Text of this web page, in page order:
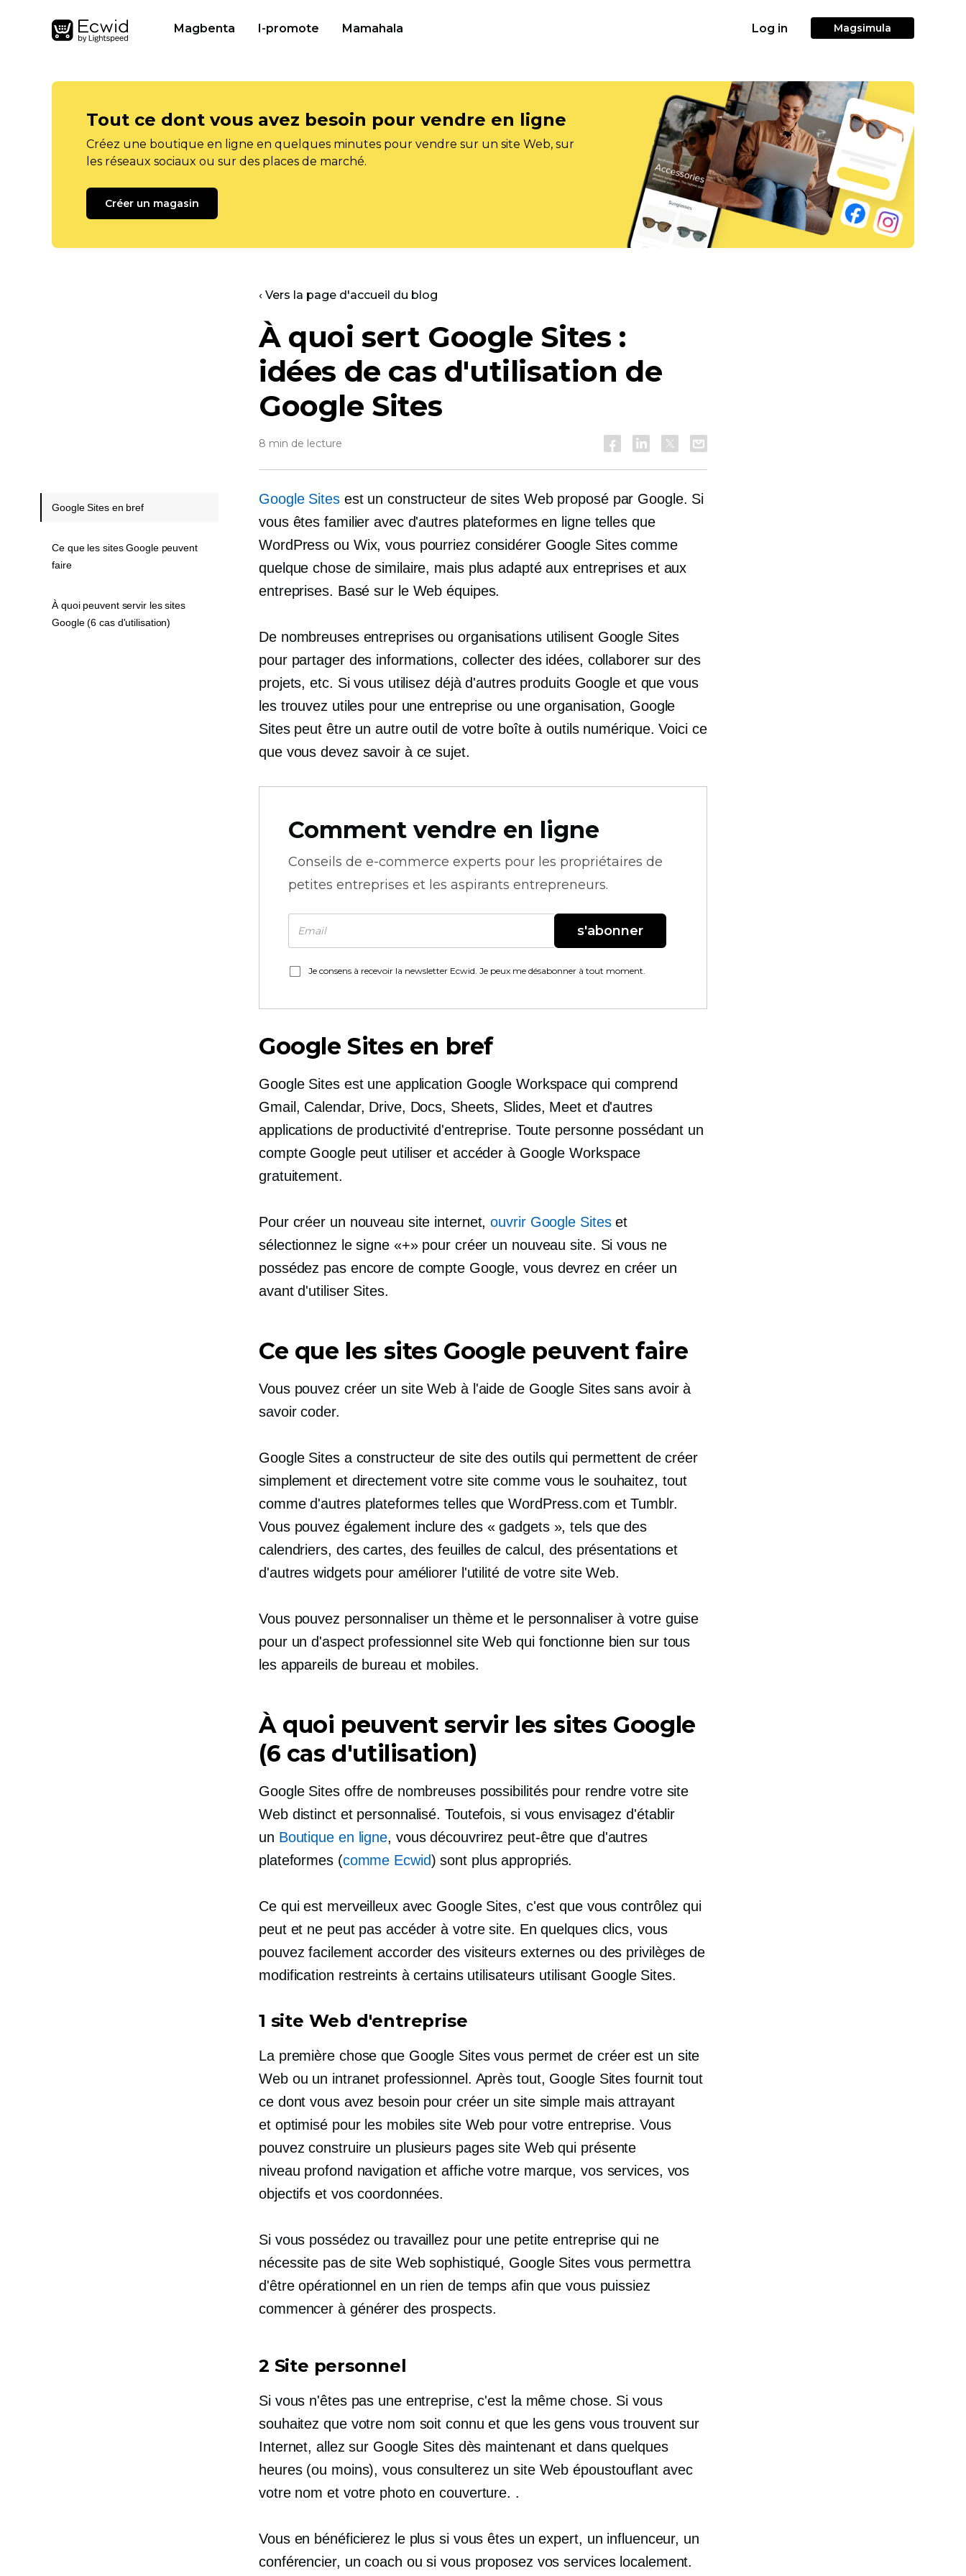
Magbenta I-promote Mamahala Log in Magsimula
Tout ce dont vous avez besoin pour vendre en ligne
Créez une boutique en ligne en quelques minutes pour vendre sur un site Web, sur
les réseaux sociaux ou sur des places de marché.
Créer un magasin
‹ Vers la page d'accueil du blog
À quoi sert Google Sites :
idées de cas d'utilisation de
Google Sites
8 min de lecture
Google Sitesest un constructeur de sites Web proposé par Google. Si
vous êtes familier avec d'autres plateformes en ligne telles que
WordPress ou Wix, vous pourriez considérer Google Sites comme
quelque chose de similaire, mais plus adapté aux entreprises et aux
entreprises. Basé sur le Web équipes.
De nombreuses entreprises ou organisations utilisent Google Sites
pour partager des informations, collecter des idées, collaborer sur des
projets, etc. Si vous utilisez déjà d'autres produits Google et que vous
les trouvez utiles pour une entreprise ou une organisation, Google
Sites peut être un autre outil de votre boîte à outils numérique. Voici ce
que vous devez savoir à ce sujet.
Comment vendre en ligne
Conseils de e-commerce experts pour les propriétaires de
petites entreprises et les aspirants entrepreneurs.
s'abonner
Je consens à recevoir la newsletter Ecwid. Je peux me désabonner à tout moment.
Google Sites en bref
Google Sites est une application Google Workspace qui comprend
Gmail, Calendar, Drive, Docs, Sheets, Slides, Meet et d'autres
applications de productivité d'entreprise. Toute personne possédant un
compte Google peut utiliser et accéder à Google Workspace
gratuitement.
Pour créer un nouveau site internet,ouvrir Google Siteset
sélectionnez le signe «+» pour créer un nouveau site. Si vous ne
possédez pas encore de compte Google, vous devrez en créer un
avant d'utiliser Sites.
Ce que les sites Google peuvent faire
Vous pouvez créer un site Web à l'aide de Google Sites sans avoir à
savoir coder.
Google Sites a constructeur de sitedes outils qui permettent de créer
simplement et directement votre site comme vous le souhaitez, tout
comme d'autres plateformes telles que WordPress.com et Tumblr.
Vous pouvez également inclure des « gadgets », tels que des
calendriers, des cartes, des feuilles de calcul, des présentations et
d'autres widgets pour améliorer l'utilité de votre site Web.
Vous pouvez personnaliser un thème et le personnaliser à votre guise
pour und'aspect professionnel site Web qui fonctionne bien sur tous
les appareils de bureau et mobiles.
À quoi peuvent servir les sites Google
(6 cas d'utilisation)
Google Sites offre de nombreuses possibilités pour rendre votre site
Web distinct et personnalisé. Toutefois, si vous envisagez d'établir
un Boutique en ligne, vous découvrirez peut-être que d'autres
plateformes (comme Ecwid) sont plus appropriés.
Ce qui est merveilleux avec Google Sites, c'est que vous contrôlez qui
peut et ne peut pas accéder à votre site. En quelques clics, vous
pouvez facilement accorder des visiteurs externes ou des privilèges de
modification restreints à certains utilisateurs utilisant Google Sites.
1 site Web d'entreprise
La première chose que Google Sites vous permet de créer est un site
Web ou un intranet professionnel. Après tout, Google Sites fournit tout
ce dont vous avez besoin pour créer un site simple mais attrayant
et optimisé pour les mobiles site Web pour votre entreprise. Vous
pouvez construire un plusieurs pagessite Web qui présente
niveau profond navigation et affiche votre marque, vos services, vos
objectifs et vos coordonnées.
Si vous possédez ou travaillez pour une petite entreprise qui ne
nécessite pas de site Web sophistiqué, Google Sites vous permettra
d'être opérationnel en un rien de temps afin que vous puissiez
commencer à générer des prospects.
2 Site personnel
Si vous n'êtes pas une entreprise, c'est la même chose. Si vous
souhaitez que votre nom soit connu et que les gens vous trouvent sur
Internet, allez sur Google Sites dès maintenant et dans quelques
heures (ou moins), vous consulterez un site Web époustouflant avec
votre nom et votre photo en couverture. .
Vous en bénéficierez le plus si vous êtes un expert, un influenceur, un
conférencier, un coach ou si vous proposez vos services localement.
Google Sites en bref
Ce que les sites Google peuvent
faire
À quoi peuvent servir les sites
Google (6 cas d'utilisation)